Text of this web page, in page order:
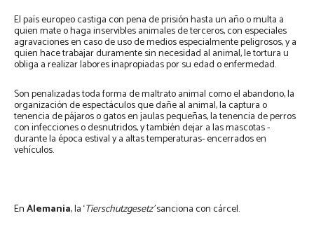
El país europeo castiga con pena de prisión hasta un año o multa a
quien mate o haga inservibles animales de terceros, con especiales
agravaciones en caso de uso de medios especialmente peligrosos, y a
quien hace trabajar duramente sin necesidad al animal, le tortura u
obliga a realizar labores inapropiadas por su edad o enfermedad.
Son penalizadas toda forma de maltrato animal como el abandono, la
organización de espectáculos que dañe al animal, la captura o
tenencia de pájaros o gatos en jaulas pequeñas, la tenencia de perros
con infecciones o desnutridos, y también dejar a las mascotas -
durante la época estival y a altas temperaturas- encerrados en
vehículos.
EnAlemania, la ‘Tierschutzgesetz’sanciona con cárcel.